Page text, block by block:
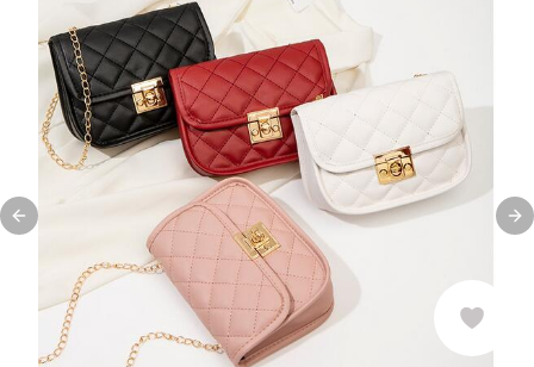
Previous slide